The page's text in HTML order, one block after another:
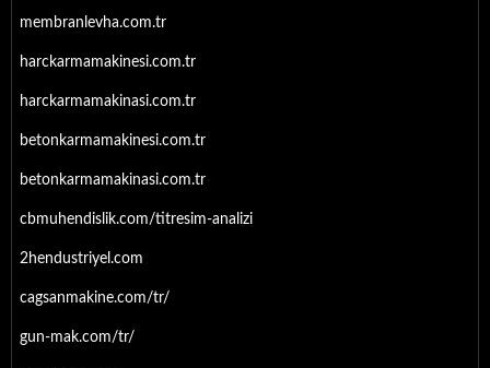
membranlevha.com.tr
harckarmamakinesi.com.tr
harckarmamakinasi.com.tr
betonkarmamakinesi.com.tr
betonkarmamakinasi.com.tr
cbmuhendislik.com/titresim-analizi
2hendustriyel.com
cagsanmakine.com/tr/
gun-mak.com/tr/